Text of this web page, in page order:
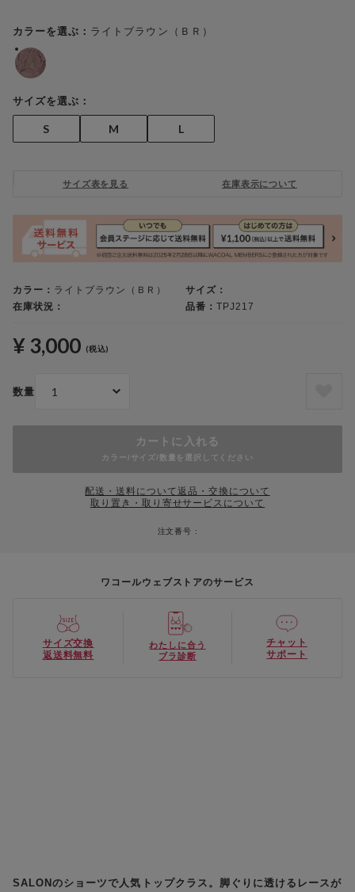
カラーを選ぶ： ライトブラウン（ＢＲ）
サイズを選ぶ：
S M L
サイズ表を見る 在庫表示について
カラー： ライトブラウン（ＢＲ）
サイズ：
在庫状況：
品番：TPJ217
¥ 3,000 (税込)
数量
カートに入れる
カラー/サイズ/数量を選択してください
配送・送料について返品・交換について
取り置き・取り寄せサービスについて
注文番号 :
ワコールウェブストアのサービス
サイズ交換
返送料無料
わたしに合う
ブラ診断
チャット
サポート
SALONのショーツで人気トップクラス。脚ぐりに透けるレースが